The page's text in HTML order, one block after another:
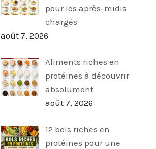
pour les après-midis
chargés
août 7, 2026
Aliments riches en
protéines à découvrir
absolument
août 7, 2026
12 bols riches en
protéines pour une